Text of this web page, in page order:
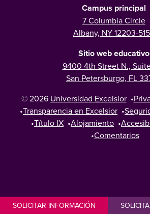
SOLICITAR INFORMACIÓN
Campus principal
7 Columbia Circle
Albany, NY 12203-
Sitio web educativo
9400 4th Street N.,
San Petersburgo, FL
© 2026 Universidad Excelsior •
•Transparencia en Excelsior •
•Título IX •Alojamiento •
•Comentarios